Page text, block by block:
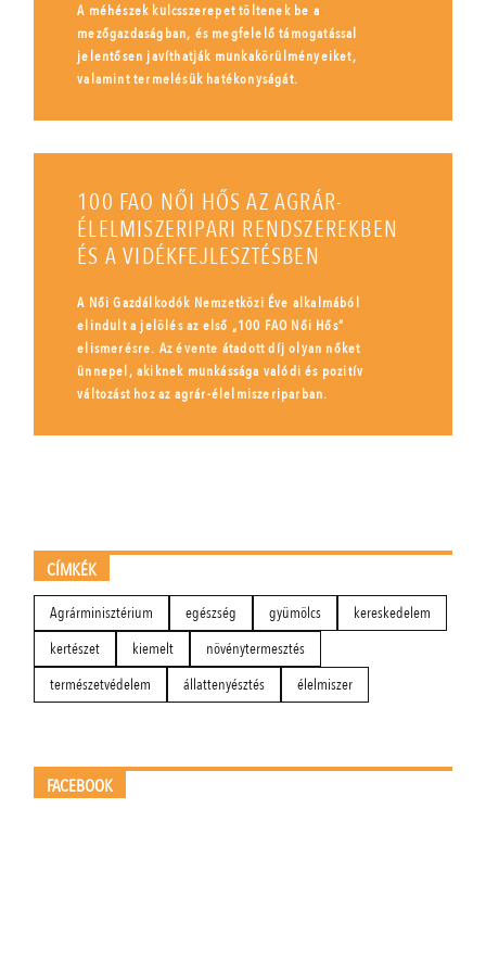
A méhészek kulcsszerepet töltenek be a
mezőgazdaságban, és megfelelő támogatással
jelentősen javíthatják munkakörülményeiket,
valamint termelésük hatékonyságát.
100 FAO NŐI HŐS AZ AGRÁR-
ÉLELMISZERIPARI RENDSZEREKBEN
ÉS A VIDÉKFEJLESZTÉSBEN
A Női Gazdálkodók Nemzetközi Éve alkalmából
elindult a jelölés az első „100 FAO Női Hős”
elismerésre. Az évente átadott díj olyan nőket
ünnepel, akiknek munkássága valódi és pozitív
változást hoz az agrár-élelmiszeriparban.
CÍMKÉK
Agrárminisztérium egészség gyümölcs
kereskedelem
kertészet
kiemelt
növénytermesztés
természetvédelem
állattenyésztés élelmiszer
FACEBOOK